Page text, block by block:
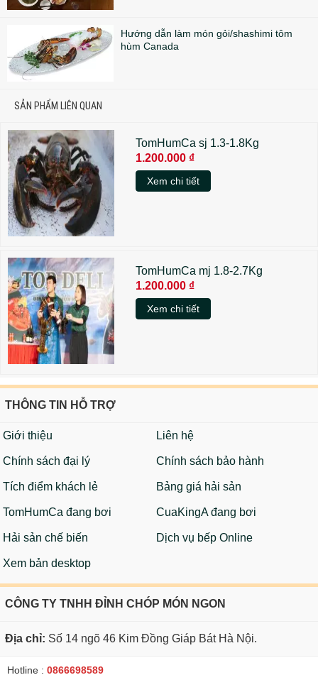
Hướng dẫn làm món gỏi/shashimi tôm
hùm Canada
SẢN PHẨM LIÊN QUAN
TomHumCa sj 1.3-1.8Kg
1.200.000 ₫
Xem chi tiết
TomHumCa mj 1.8-2.7Kg
1.200.000 ₫
Xem chi tiết
THÔNG TIN HỖ TRỢ
Giới thiệu Liên hệ
Chính sách đại lý Chính sách bảo hành
Tích điểm khách lẻ Bảng giá hải sản
TomHumCa đang bơi CuaKingA đang bơi
Hải sản chế biến Dịch vụ bếp Online
Xem bản desktop
CÔNG TY TNHH ĐỈNH CHÓP MÓN NGON
Địa chỉ: Số 14 ngõ 46 Kim Đồng Giáp Bát Hà Nội.
Hotline : 0866698589